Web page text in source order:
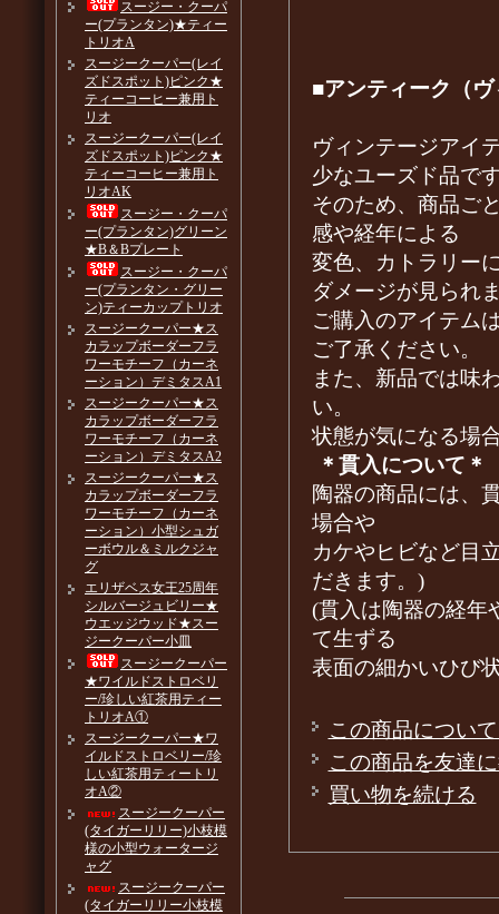
■アンティーク（
ヴィンテージアイ
少なユーズド品で
そのため、商品ご
感や経年による
変色、カトラリー
ダメージが見られ
ご購入のアイテム
ご了承ください。
また、新品では味
い。
状態が気になる場
＊貫入について＊
陶器の商品には、
場合や
カケやヒビなど目
だきます。)
(貫入は陶器の経年
て生ずる
表面の細かいひび
この商品につい
この商品を友達
買い物を続ける
スージー・クーパ
ー(プランタン)★ティー
トリオA
スージークーパー(レイ
ズドスポット)ピンク★
ティーコーヒー兼用ト
リオ
スージークーパー(レイ
ズドスポット)ピンク★
ティーコーヒー兼用ト
リオAK
スージー・クーパ
ー(プランタン)グリーン
★B＆Bプレート
スージー・クーパ
ー(プランタン・グリー
ン)ティーカップトリオ
スージークーパー★ス
カラップボーダーフラ
ワーモチーフ（カーネ
ーション）デミタスA1
スージークーパー★ス
カラップボーダーフラ
ワーモチーフ（カーネ
ーション）デミタスA2
スージークーパー★ス
カラップボーダーフラ
ワーモチーフ（カーネ
ーション）小型シュガ
ーボウル＆ミルクジャ
グ
エリザベス女王25周年
シルバージュビリー★
ウエッジウッド★スー
ジークーパー小皿
スージークーパー
★ワイルドストロベリ
ー/珍しい紅茶用ティー
トリオA①
スージークーパー★ワ
イルドストロベリー/珍
しい紅茶用ティートリ
オA②
スージークーパー
(タイガーリリー)小枝模
様の小型ウォータージ
ャグ
スージークーパー
(タイガーリリー小枝模